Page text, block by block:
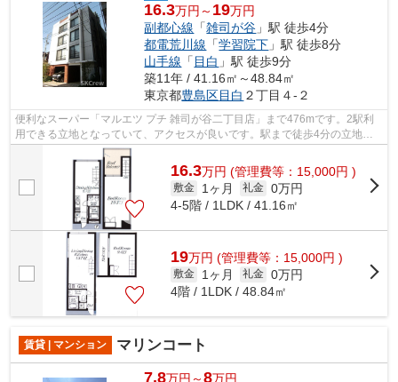
16.3万円～ 19万円
副都心線 「雑司が谷 」駅 徒歩4分
都電荒川線 「学習院下 」駅 徒歩8分
山手線 「 目白 」駅 徒歩9分
築11年 / 41.16㎡～48.84㎡
東京都豊島区目白 ２丁目４-２
便利なスーパー「マルエツ プチ 雑司が谷二丁目店」まで476mです。2駅利
用できる立地となっていて、アクセスが良いです。駅まで徒歩4分の立地が
魅力的な、利便性の高い物件です。敷地...
16.3万円 (管理費等：15,000円 )
敷金 1ヶ月 礼金 0万円
4-5階 / 1LDK / 41.16㎡
19万円 (管理費等：15,000円 )
敷金 1ヶ月 礼金 0万円
4階 / 1LDK / 48.84㎡
賃貸 | マンション マリンコート
7.8万円～8万円